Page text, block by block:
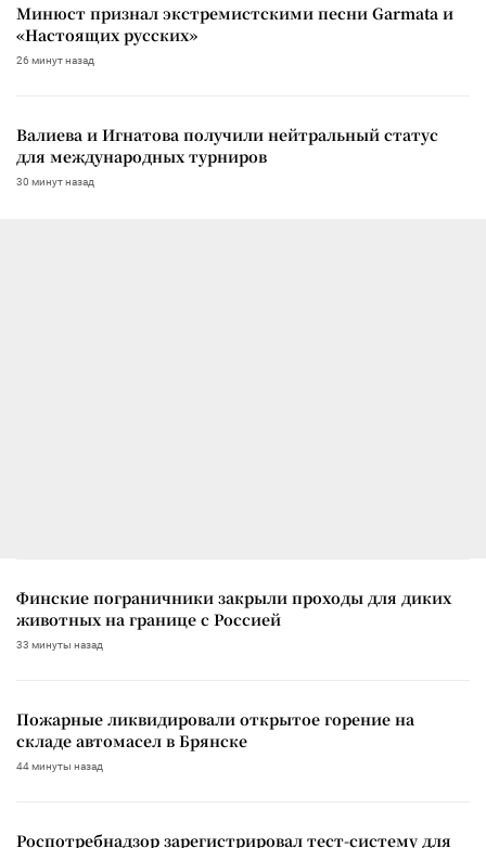
Минюст признал экстремистскими песни Garmata и
«Настоящих русских»
26 минут назад
Валиева и Игнатова получили нейтральный статус
для международных турниров
30 минут назад
Финские пограничники закрыли проходы для диких
животных на границе с Россией
33 минуты назад
Пожарные ликвидировали открытое горение на
складе автомасел в Брянске
44 минуты назад
Роспотребнадзор зарегистрировал тест-систему для